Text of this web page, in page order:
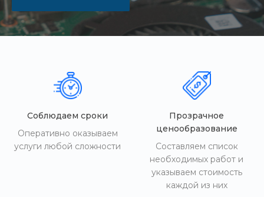
Соблюдаем сроки
Оперативно оказываем
услуги любой сложности
Прозрачное
ценообразование
Составляем список
необходимых работ и
указываем стоимость
каждой из них